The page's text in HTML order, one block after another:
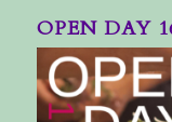
OPEN DAY